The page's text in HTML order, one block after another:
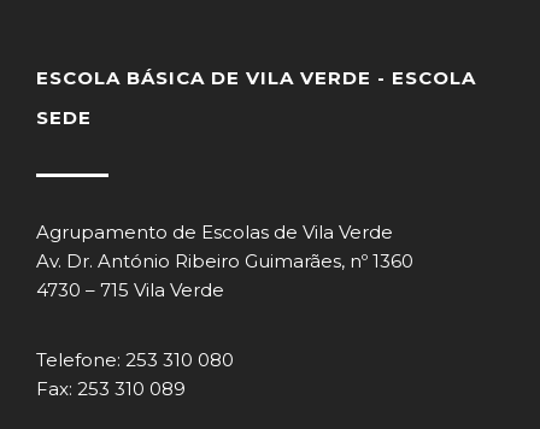
ESCOLA BÁSICA DE VILA VERDE - ESCOLA
SEDE
Agrupamento de Escolas de Vila Verde
Av. Dr. António Ribeiro Guimarães, nº 1360
4730 – 715 Vila Verde
Telefone: 253 310 080
Fax: 253 310 089